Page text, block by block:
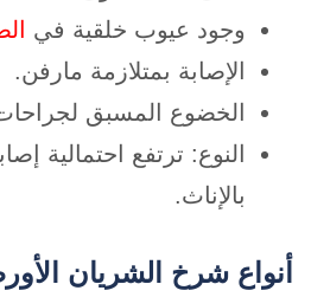
وجود عيوب خلقية في
الإصابة بمتلازمة مارفن.
الخضوع المسبق
النوع: ترتفع احتمالية
بالإناث.
أنواع شرخ الشريان